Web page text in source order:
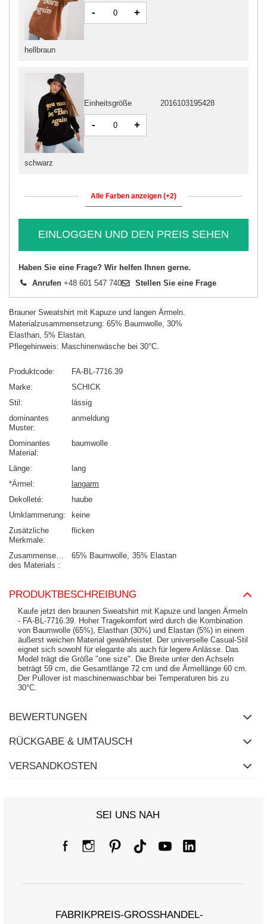
hellbraun
- +
schwarz
Einheitsgröße 2016103195428
- +
Alle Farben anzeigen (+2)
EINLOGGEN UND DEN PREIS SEHEN
Haben Sie eine Frage? Wir helfen Ihnen gerne.
Anrufen +48 601 547 740 Stellen Sie eine Frage
Brauner Sweatshirt mit Kapuze und langen Ärmeln.
Materialzusammensetzung: 65% Baumwolle, 30%
Elasthan, 5% Elastan.
Pflegehinweis: Maschinenwäsche bei 30°C.
Produktcode
FA-BL-7716.39
Marke
SCHICK
Stil
lässig
dominantes
Muster
anmeldung
Dominantes
Material
baumwolle
Länge
lang
*Ärmel
langarm
Dekolleté
haube
Umklammerung
keine
Zusätzliche
Merkmale
flicken
Zusammensetzung
des Materials
65% Baumwolle 35% Elastan
PRODUKTBESCHREIBUNG
Kaufe jetzt den braunen Sweatshirt mit Kapuze und langen Ärmeln
- FA-BL-7716.39. Hoher Tragekomfort wird durch die Kombination
von Baumwolle (65%), Elasthan (30%) und Elastan (5%) in einem
äußerst weichen Material gewährleistet. Der universelle Casual-Stil
eignet sich sowohl für elegante als auch für legere Anlässe. Das
Model trägt die Größe "one size". Die Breite unter den Achseln
beträgt 59 cm, die Gesamtlänge 72 cm und die Ärmellänge 60 cm.
Der Pullover ist maschinenwaschbar bei Temperaturen bis zu
30°C.
BEWERTUNGEN
RÜCKGABE & UMTAUSCH
VERSANDKOSTEN
SEI UNS NAH
FABRIKPREIS-GROSSHANDEL-K